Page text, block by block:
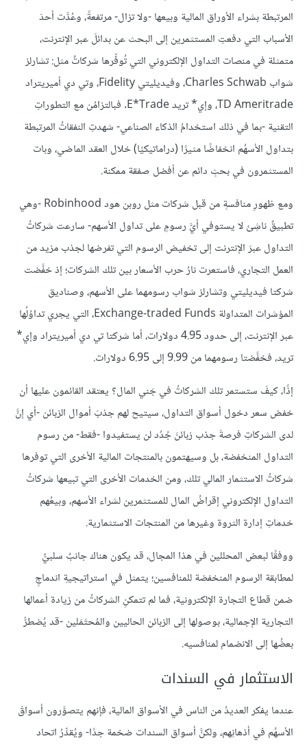
المرتبطة بشراء الأوراق المالية وبيعها -ولا تزال- مرتفعةً، وعُدَّت أحدَ
الأسباب التي دفعتِ المستثمرين إلى البحث عن بدائلَ عبر الإنترنت،
متمثلة في منصات التداول الإلكتروني التي تُوفِّرها شركاتٌ مثل: تشارلز
شواب Charles Schwab، وفيديليتي Fidelity، وتي دي أميريتراد
TD Ameritrade، وإي* تريد E*Trade. فبالتزامُن مع التطوراتِ
التقنية -بما في ذلك استخدامُ الذكاء الصناعي- شهدتِ النفقاتُ المرتبطة
بتداول الأسهُم انخفاضًا مثيرًا (دراماتيكيًا) خلال العقد الماضي، وبات
المستثمرون في بحثٍ دائم عن أفضل صفقة ممكنة.
ومع ظهورِ منافسةٍ من قبل شركات مثل روبن هود Robinhood -وهي
تطبيقٌ ناشِئ لا يستوفي أيَّ رسومٍ على تداول الأسهم- سارعت شركاتُ
التداول عبرَ الإنترنت إلى تخفيض الرسوم التي تفرضها لجذب مزيد من
العمل التجاري، فاستعرت نارُ حرب الأسعار بين تلك الشركات؛ إذ خفَّضت
شركتا فيديليتي وتشارلز شواب رسومهما على الأسهم، وصناديق
المؤشرات المتداولة Exchange-traded Funds، التي يجري تداوُلُها
عبر الإنترنت، إلى حدود 4.95 دولارات، أما شركتا تي دي أميريتراد وإي*
تريد، فخفَّضتا رسومهما من 9.99 إلى 6.95 دولارات.
إذًا، كيفَ ستستمر تلك الشركاتُ في جَني المال؟ يعتقد القائمون عليها أن
خفض سعر دخول أسواق التداول، سيتيح لهم جذبَ أموال الزبائن -أي إنَّ
لدى الشركاتِ فرصةَ جذب زبائنَ جُدُد لن يستفيدوا -فقط- من رسوم
التداول المنخفضة، بل وسيهتمون بالمنتجات المالية الأخرى التي توفرها
شركاتُ الاستثمار المالي تلك، ومن الخدمات الأخرى التي تبيعها شركاتُ
التداول الإلكتروني إقراضُ المال للمستثمرين لشراء الأسهم، وبيعُهم
خدماتِ إدارة الثروة وغيرها من المنتجات الاستثمارية.
ووفقًا لبعض المحللين في هذا المجال، قد يكون هناك جانبٌ سلبيٌّ
لمطابقة الرسوم المنخفضة للمنافسين؛ يتمثل في استراتيجيةِ اندماجٍ
ضمن قطاع التجارة الإلكترونية، فما لم تتمكنِ الشركاتُ من زيادة أعمالها
التجارية الإجمالية، بوصولها إلى الزبائن الحاليين والمُحتَمَلين -قد يُضطرُّ
بعضُها إلى الانضمام لمنافسيه.
الاستثمار في السندات
عندما يفكر العديدُ من الناس في الأسواق المالية، فإنهم يتصوَّرون أسواقَ
الأسهُم في أذهانِهم، ولكنَّ أسواق السندات ضخمة جدًا- ويُقدِّرُ اتحاد